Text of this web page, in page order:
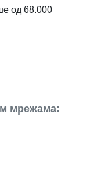
од 68.000
мрежама: